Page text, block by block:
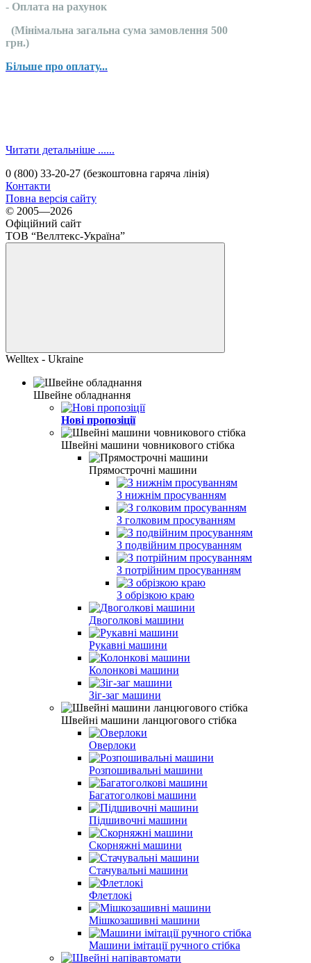
- Оплата на рахунок
(Мінімальна загальна сума замовлення 500
грн.)
Більше про оплату...
Читати детальніше ......
0 (800) 33-20-27 (безкоштовна гаряча лінія)
Контакти
Повна версія сайту
© 2005—2026
Офіційний сайт
ТОВ “Веллтекс-Україна”
Welltex - Ukraine
Швейне обладнання
Нові пропозіції
Швейні машини човникового стібка
Прямострочні машини
З нижнім просуванням
З голковим просуванням
З подвійним просуванням
З потрійним просуванням
З обрізкою краю
Двоголкові машини
Рукавні машини
Колонкові машини
Зіг-заг машини
Швейні машини ланцюгового стібка
Оверлоки
Розпошивальні машини
Багатоголкові машини
Підшивочні машини
Скорняжні машини
Стачувальні машини
Флетлокі
Мішкозашивні машини
Машини імітації ручного стібка